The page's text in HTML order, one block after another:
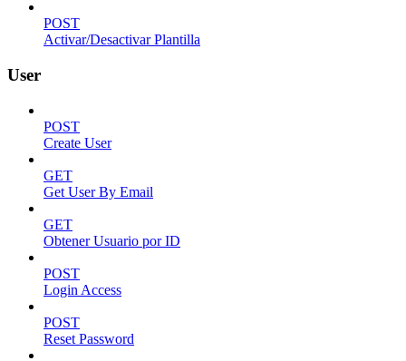
POST
Activar/Desactivar Plantilla
User
POST
Create User
GET
Get User By Email
GET
Obtener Usuario por ID
POST
Login Access
POST
Reset Password